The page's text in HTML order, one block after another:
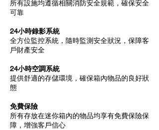
所有設施均遵循相關消防安全規範，確保安全
可靠
24小時錄影系統
全方位監控系統，隨時監測安全狀況，保障客
戶財產安全
24小時空調系統
提供舒適的存儲環境，確保箱內物品的良好狀
態
免費保險
所有存放在迷你箱內的物品均享有免費保險保
障，增強客戶信心